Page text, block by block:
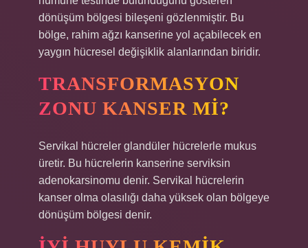
dönüşüm bölgesi bileşeni gözlenmiştir. Bu
bölge, rahim ağzı kanserine yol açabilecek en
yaygın hücresel değişiklik alanlarından biridir.
TRANSFORMASYON
ZONU KANSER MI?
Servikal hücreler glandüler hücrelerle mukus
üretir. Bu hücrelerin kanserine serviksin
adenokarsinomu denir. Servikal hücrelerin
kanser olma olasılığı daha yüksek olan bölgeye
dönüşüm bölgesi denir.